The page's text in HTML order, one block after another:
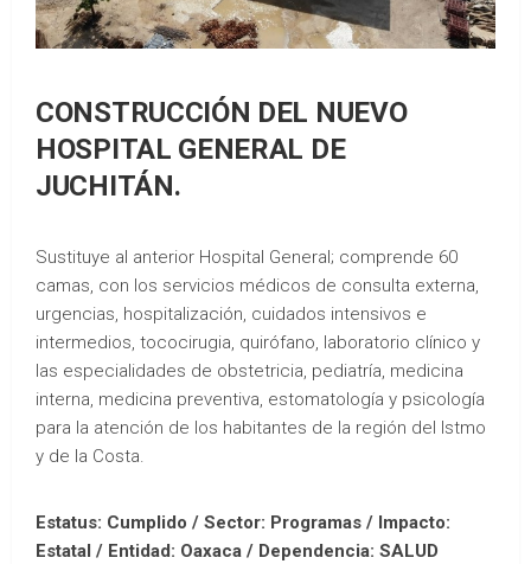
CONSTRUCCIÓN DEL NUEVO
HOSPITAL GENERAL DE
JUCHITÁN.
Sustituye al anterior Hospital General; comprende 60
camas, con los servicios médicos de consulta externa,
urgencias, hospitalización, cuidados intensivos e
intermedios, tococirugia, quirófano, laboratorio clínico y
las especialidades de obstetricia, pediatría, medicina
interna, medicina preventiva, estomatología y psicología
para la atención de los habitantes de la región del Istmo
y de la Costa.
Estatus: Cumplido / Sector: Programas / Impacto:
Estatal / Entidad: Oaxaca / Dependencia: SALUD